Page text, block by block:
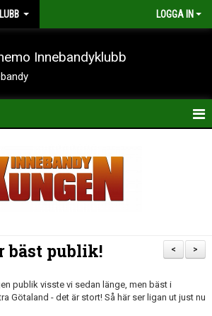
LOGGA IN
Innebandyklubb
>
<
bäst publik!
publik visste vi sedan länge, men bäst i
Götaland - det är stort! Så här ser ligan ut just nu